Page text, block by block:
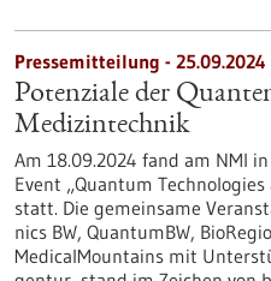
Pressemitteilung - 25.09.2024
Potenziale der
Medizintechnik
Am 18.09.2024 fand am NMI
Event „Quantum
statt. Die gemeinsame
nics BW, QuantumBW,
MedicalMountains mit